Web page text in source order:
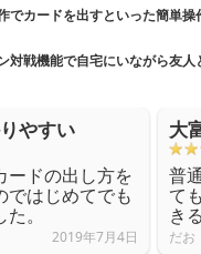
でカードを出すといった簡単操
対戦機能で自宅にいながら友人
やすい
ードの出し方を
ではじめてでも
。
2019年7月4日
大
普
て
き
だお